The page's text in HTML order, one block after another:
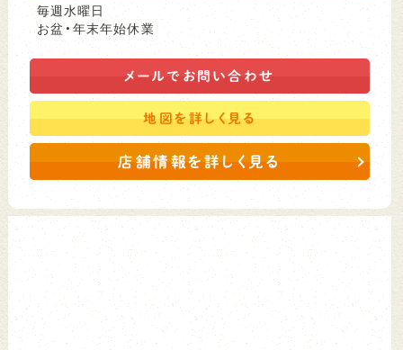
毎週水曜日
お盆・年末年始休業
メールで お問い合わせ
地図を詳しく見る
店舗情報を詳しく見る